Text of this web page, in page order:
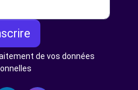
de vos données